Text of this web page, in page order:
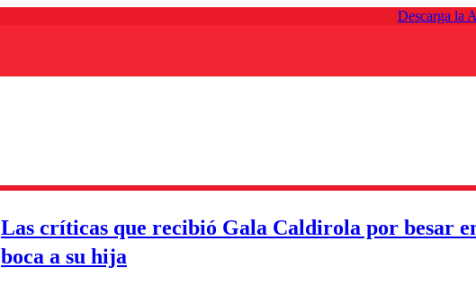
Descarga la
Las críticas que recibió Gala Caldirola por besar
boca a su hija